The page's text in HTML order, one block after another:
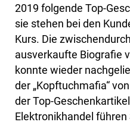
2019 folgende Top-
sie stehen bei den
Kurs. Die
ausverkaufte Biografie
konnte wieder
der „Kopftuchmafia“
der Top-
Elektronikhandel